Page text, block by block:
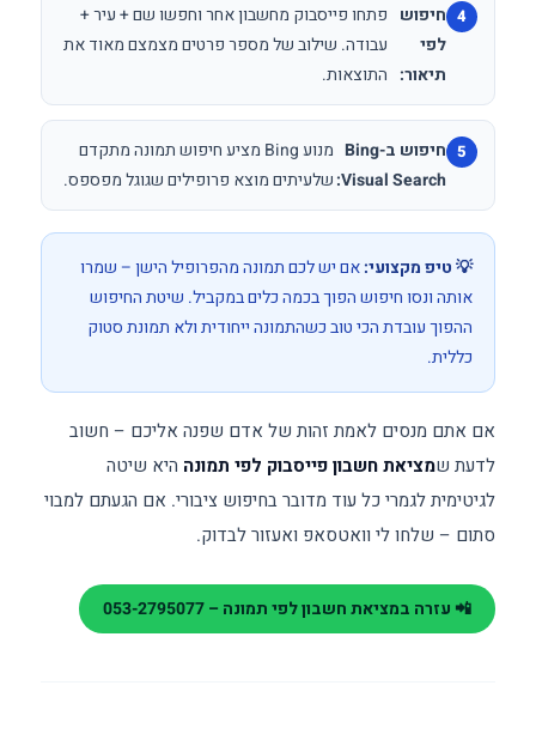
חיפוש
לפי
תיאור:
פתחו פייסבוק מחשבון אחר וחפשו שם + עיר +
עבודה. שילוב של מספר פרטים מצמצם מאוד את
התוצאות.
חיפוש ב-Bing
Visual Search:
מנוע Bing מציע חיפוש תמונה מתקדם
שלעיתים מוצא פרופילים שגוגל מפספס.
💡 טיפ מקצועי:אם יש לכם תמונה מהפרופיל הישן – שמרו
אותה ונסו חיפוש הפוך בכמה כלים במקביל. שיטת החיפוש
ההפוך עובדת הכי טוב כשהתמונה ייחודית ולא תמונת סטוק
כללית.
אם אתם מנסים לאמת זהות של אדם שפנה אליכם – חשוב
לדעת שמציאת חשבון פייסבוק לפי תמונה היא שיטה
לגיטימית לגמרי כל עוד מדובר בחיפוש ציבורי. אם הגעתם למבוי
סתום – שלחו לי וואטסאפ ואעזור לבדוק.
📲 עזרה במציאת חשבון לפי תמונה – 053-2795077